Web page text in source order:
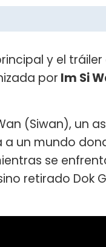
y el
por Im Si
(Siwan), un
un mundo
se
retirado Dok